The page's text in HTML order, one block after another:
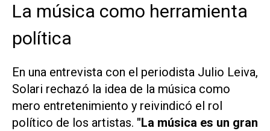
La música como herramienta
política
En una entrevista con el periodista Julio Leiva,
Solari rechazó la idea de la música como
mero entretenimiento y reivindicó el rol
político de los artistas. "La música es un gran